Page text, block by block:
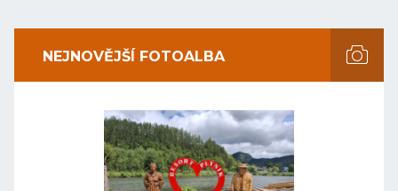
NEJNOVĚJŠÍ FOTOALBA